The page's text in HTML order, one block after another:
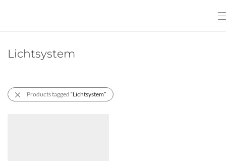
Lichtsystem
Products tagged “Lichtsystem”